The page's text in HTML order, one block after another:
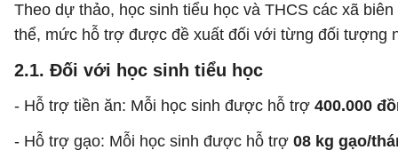
Theo dự thảo, học sinh tiểu học và THCS các xã
thể, mức hỗ trợ được đề xuất đối với từng đối tượng
2.1. Đối với học sinh tiểu học
- Hỗ trợ tiền ăn: Mỗi học sinh được hỗ trợ 400.000
- Hỗ trợ gạo: Mỗi học sinh được hỗ trợ 08 kg gạo/